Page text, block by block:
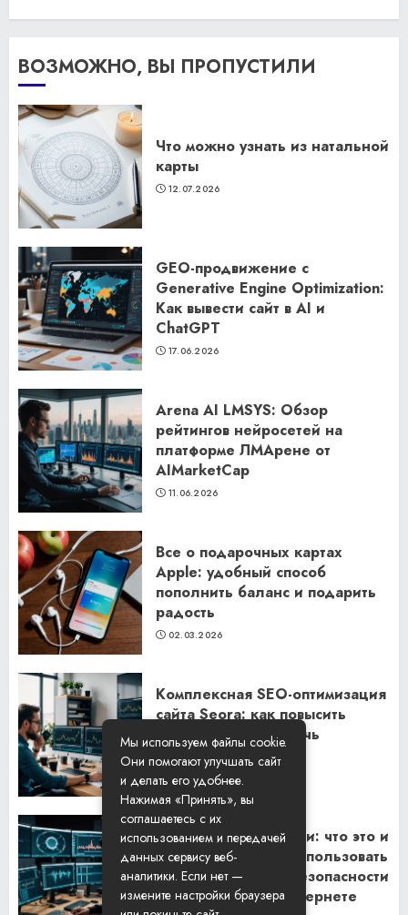
ВОЗМОЖНО, ВЫ ПРОПУСТИЛИ
Что можно узнать из натальной
карты
12.07.2026
GEO-продвижение с
Generative Engine Optimization:
Как вывести сайт в AI и
ChatGPT
17.06.2026
Arena AI LMSYS: Обзор
рейтингов нейросетей на
платформе ЛМАрене от
AIMarketCap
11.06.2026
Все о подарочных картах
Apple: удобный способ
пополнить баланс и подарить
радость
02.03.2026
Комплексная SEO-оптимизация
сайта Seora: как повысить
видимость и привлечь
клиентов
06.02.2026
Резидентские прокси: что это и
как их правильно использовать
для обеспечения безопасности
и анонимности в интернете
Мы используем файлы cookie.
Они помогают улучшать сайт
и делать его удобнее.
Нажимая «Принять», вы
соглашаетесь с их
использованием и передачей
данных сервису веб-
аналитики. Если нет —
измените настройки браузера